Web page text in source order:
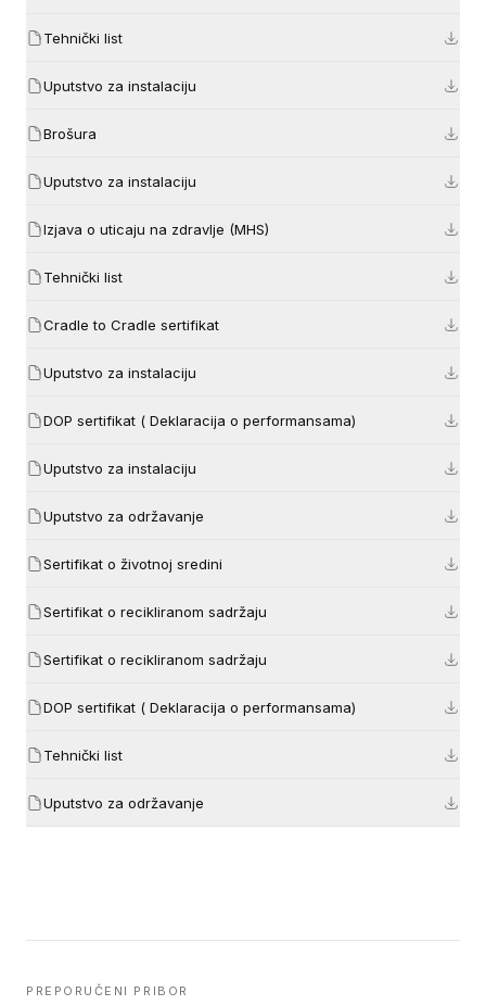
Tehnički list
Uputstvo za instalaciju
Brošura
Uputstvo za instalaciju
Izjava o uticaju na zdravlje (MHS)
Tehnički list
Cradle to Cradle sertifikat
Uputstvo za instalaciju
DOP sertifikat ( Deklaracija o performansama)
Uputstvo za instalaciju
Uputstvo za održavanje
Sertifikat o životnoj sredini
Sertifikat o recikliranom sadržaju
Sertifikat o recikliranom sadržaju
DOP sertifikat ( Deklaracija o performansama)
Tehnički list
Uputstvo za održavanje
PREPORUČENI PRIBOR